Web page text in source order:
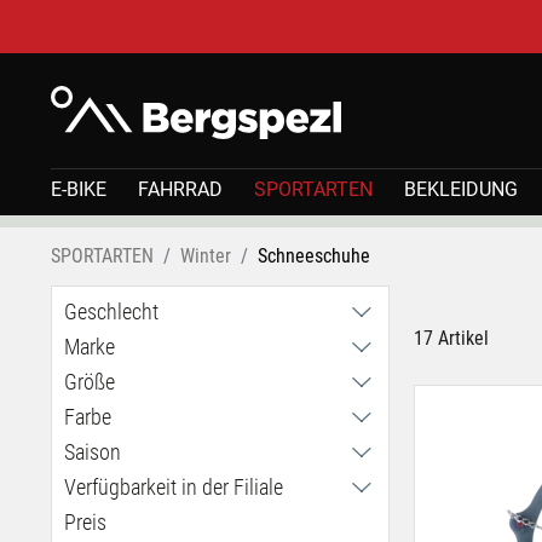
E-BIKE FAHRRAD SPORTARTEN BEKLEIDUNG
SPORTARTEN Winter Schneeschuhe
Geschlecht
Herren
Unisex
Marke
C.A.M.P.
Petzl
snowline
TUBBS
Größe
20 x 56 cm
21 Zoll
25 Zoll
29 Zoll
44
Farbe
Saison
Ganzjährig
Sommer
Verfügbarkeit in der Filiale
Haid
Preis
17 Artikel